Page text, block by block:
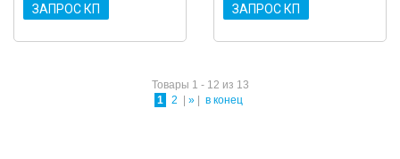
ЗАПРОС КП ЗАПРОС КП
Товары 1 - 12 из 13
1
2 » в конец